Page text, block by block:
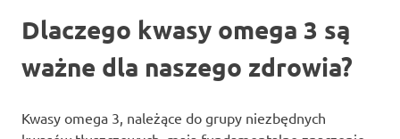
Dlaczego kwasy omega 3 są
ważne dla naszego zdrowia?
Kwasy omega 3, należące do grupy niezbędnych